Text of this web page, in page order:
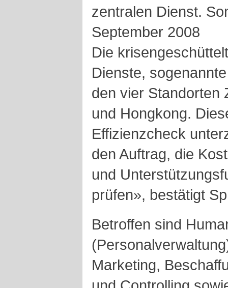
zentralen Dienst.
September 2008
Die
Dienste,
den vier Standorten
und Hongkong.
Effizienzcheck
den Auftrag, die
und
prüfen», bestätigt
Betroffen sind
Marketing,